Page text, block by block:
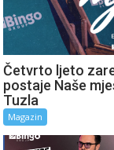
Četvrto ljeto
postaje Naše
Tuzla
Magazin